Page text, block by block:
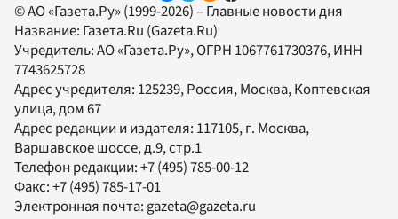
© АО «Газета.Ру» (1999-2026) – Главные новости дня
Название: Газета.Ru (Gazeta.Ru)
Учредитель:АО «Газета.Ру», ОГРН 1067761730376, ИНН
7743625728
Адрес учредителя: 125239, Россия, Москва, Коптевская
улица, дом 67
Адрес редакции и издателя: 117105, г. Москва,
Варшавское шоссе, д.9, стр.1
Телефон редакции:+7 (495) 785-00-12
Факс:+7 (495) 785-17-01
Электронная почта:gazeta@gazeta.ru